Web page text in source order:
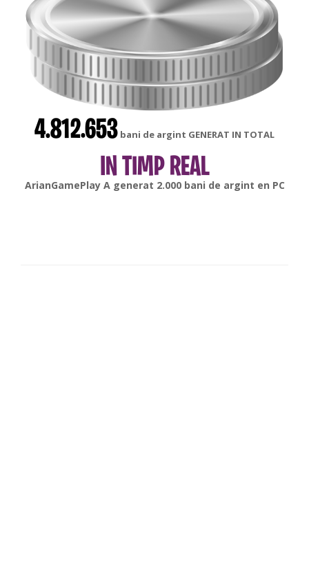
4.812.653 bani de argint GENERAT IN TOTAL
IN TIMP REAL
gonsabellaA generat6.000bani de argint enAndroid